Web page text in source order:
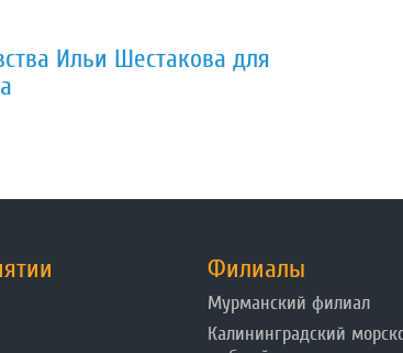
Ильи Шестакова для
Филиалы
Мурманский филиал
Калининградский